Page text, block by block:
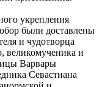
укрепления
были доставлены
и чудотворца
великомученика и
Варвары
Севастиана